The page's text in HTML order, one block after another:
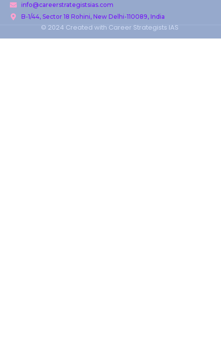
info@careerstrategistsias.com
B-1/44, Sector 18 Rohini, New Delhi-110089, India
© 2024 Created with Career Strategists IAS